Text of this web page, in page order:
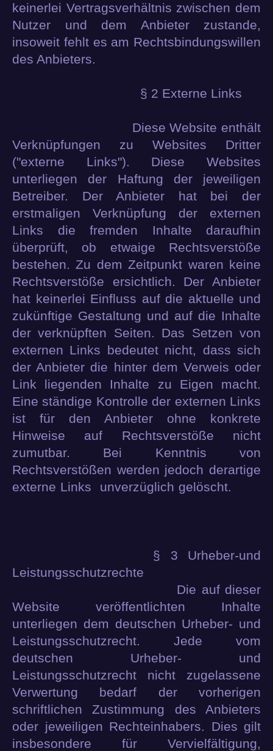
keinerlei Vertragsverhältnis zwischen dem
Nutzer und dem Anbieter zustande,
insoweit fehlt es am Rechtsbindungswillen
des Anbieters.
§ 2 Externe Links
Diese Website enthält
Verknüpfungen zu Websites Dritter
("externe Links"). Diese Websites
unterliegen der Haftung der jeweiligen
Betreiber. Der Anbieter hat bei der
erstmaligen Verknüpfung der externen
Links die fremden Inhalte daraufhin
überprüft, ob etwaige Rechtsverstöße
bestehen. Zu dem Zeitpunkt waren keine
Rechtsverstöße ersichtlich. Der Anbieter
hat keinerlei Einfluss auf die aktuelle und
zukünftige Gestaltung und auf die Inhalte
der verknüpften Seiten. Das Setzen von
externen Links bedeutet nicht, dass sich
der Anbieter die hinter dem Verweis oder
Link liegenden Inhalte zu Eigen macht.
Eine ständige Kontrolle der externen Links
ist für den Anbieter ohne konkrete
Hinweise auf Rechtsverstöße nicht
zumutbar. Bei Kenntnis von
Rechtsverstößen werden jedoch derartige
externe Links unverzüglich gelöscht.
§ 3 Urheber-und
Leistungsschutzrechte
Die auf dieser
Website veröffentlichten Inhalte
unterliegen dem deutschen Urheber- und
Leistungsschutzrecht. Jede vom
deutschen Urheber- und
Leistungsschutzrecht nicht zugelassene
Verwertung bedarf der vorherigen
schriftlichen Zustimmung des Anbieters
oder jeweiligen Rechteinhabers. Dies gilt
insbesondere für Vervielfältigung,